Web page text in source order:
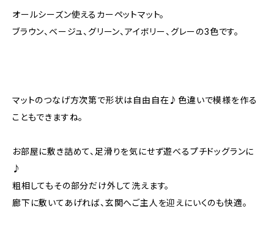
オールシーズン使えるカーペットマット。
ブラウン、ベージュ、グリーン、アイボリー、グレーの3色です。
マットのつなげ方次第で形状は自由自在♪色違いで模様を作る
こともできますね。
お部屋に敷き詰めて、足滑りを気にせず遊べるプチドッグランに
♪
粗相してもその部分だけ外して洗えます。
廊下に敷いてあげれば、玄関へご主人を迎えにいくのも快適。